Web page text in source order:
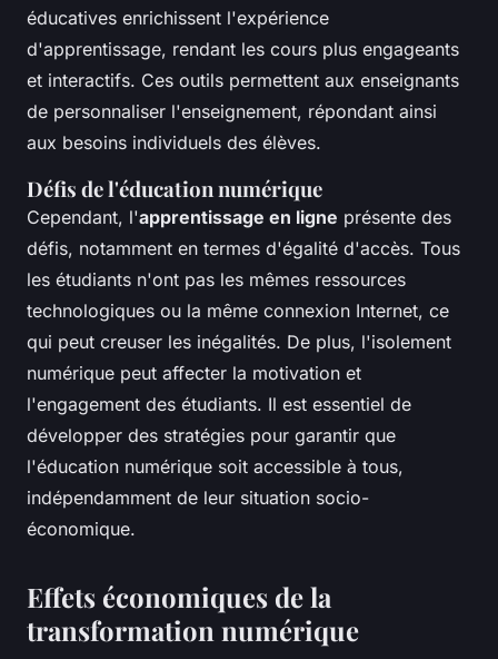
éducatives enrichissent l'expérience
d'apprentissage, rendant les cours plus engageants
et interactifs. Ces outils permettent aux enseignants
de personnaliser l'enseignement, répondant ainsi
aux besoins individuels des élèves.
Défis de l'éducation numérique
Cependant, l'apprentissage en ligne présente des
défis, notamment en termes d'égalité d'accès. Tous
les étudiants n'ont pas les mêmes ressources
technologiques ou la même connexion Internet, ce
qui peut creuser les inégalités. De plus, l'isolement
numérique peut affecter la motivation et
l'engagement des étudiants. Il est essentiel de
développer des stratégies pour garantir que
l'éducation numérique soit accessible à tous,
indépendamment de leur situation socio-
économique.
Effets économiques de la
transformation numérique